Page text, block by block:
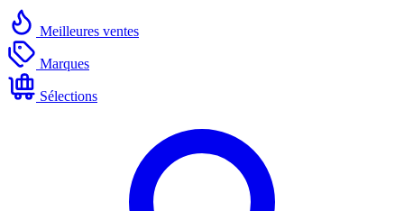
Meilleures ventes
Marques
Sélections